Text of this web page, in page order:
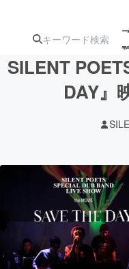
ジェ
アート・写真
テクノロジー
映像・映画
SILENT
DAY』